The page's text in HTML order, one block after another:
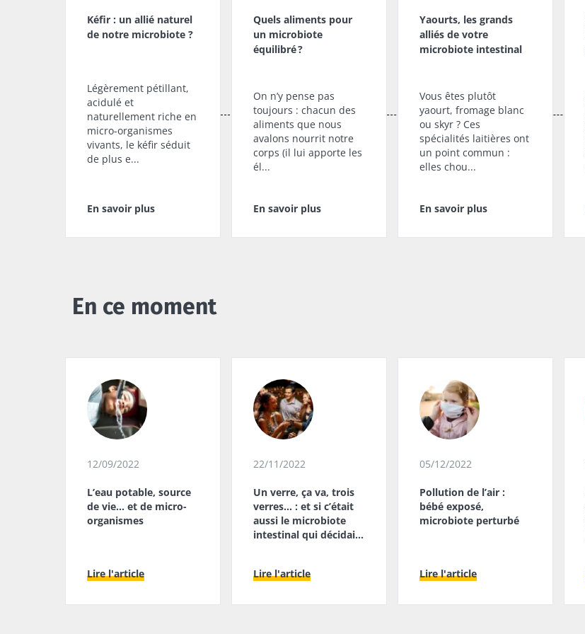
Kéfir : un allié naturel
de notre microbiote ?
Légèrement pétillant,
acidulé et
naturellement riche en
micro-organismes
vivants, le kéfir séduit
de plus e...
En savoir plus
Quels aliments pour
un microbiote
équilibré ?
On n’y pense pas
toujours : chacun des
aliments que nous
avalons nourrit notre
corps (il lui apporte les
él...
En savoir plus
Yaourts, les grands
alliés de votre
microbiote intestinal
Vous êtes plutôt
yaourt, fromage blanc
ou skyr ? Ces
spécialités laitières ont
un point commun :
elles chou...
En savoir plus
En ce moment
12/09/2022
L’eau potable, source
de vie… et de micro-
organismes
Lire l'article
22/11/2022
Un verre, ça va, trois
verres… : et si c’était
aussi le microbiote
intestinal qui décidait
Lire l'article
05/12/2022
Pollution de l’air :
bébé exposé,
microbiote perturbé
Lire l'article